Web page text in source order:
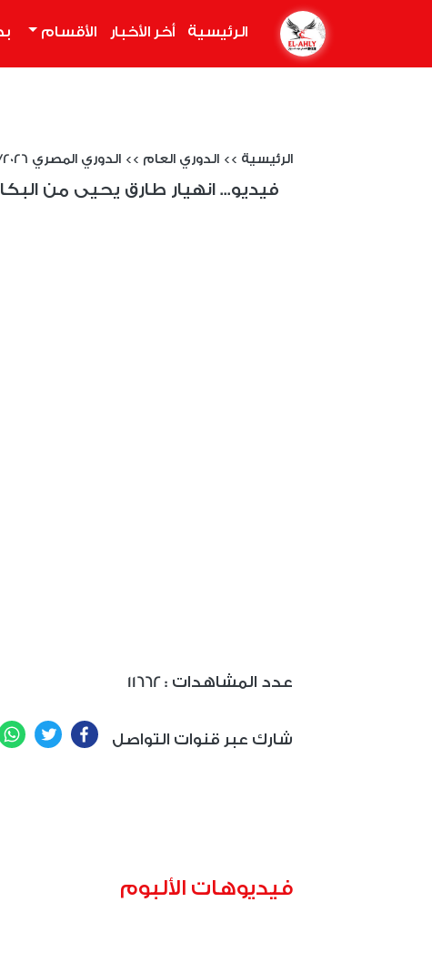
الرئيسية أخر الأخبار الأقسام
الرئيسية >> الدوري العام >> الدوري المصري 2025/2026
فيديو... انهيار طارق يحيى من
11662 : عدد المشاهدات
شارك عبر قنوات التواصل Facebook
Twitter
فيديوهات الألبوم